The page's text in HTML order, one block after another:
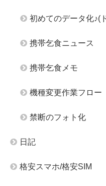
初めてのデータ化♪(
携帯乞食ニュース
携帯乞食メモ
機種変更作業フロー
禁断のフォト化
日記
格安スマホ/格安SIM